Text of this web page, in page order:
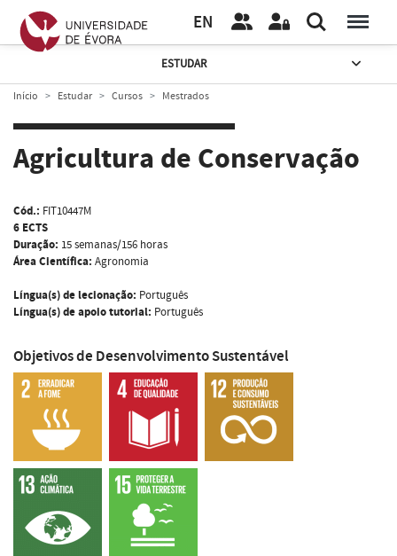
EN
ESTUDAR
Início Estudar Cursos Mestrados
Agricultura de Conservação
Cód.: FIT10447M
6 ECTS
Duração: 15 semanas/156 horas
Área Científica: Agronomia
Língua(s) de lecionação: Português
Língua(s) de apoio tutorial: Português
Objetivos de Desenvolvimento Sustentável